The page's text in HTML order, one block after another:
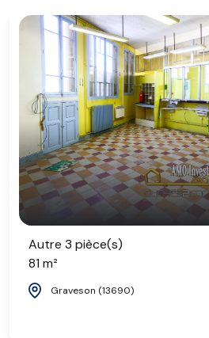
Autre 3 pièce(s)
81 m²
Graveson (13690)